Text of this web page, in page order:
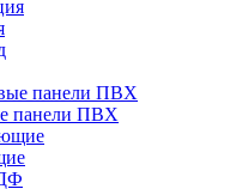
панели ПВХ